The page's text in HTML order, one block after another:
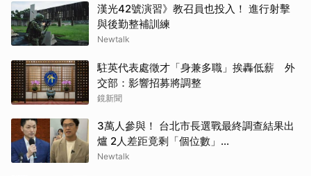
漢光42號演習》教召員也投入！ 進行射擊
與後勤整補訓練
Newtalk
駐英代表處徵才「身兼多職」挨轟低薪 外
交部：影響招募將調整
鏡新聞
3萬人參與！ 台北市長選戰最終調查結果出
爐 2人差距竟剩「個位數」...
Newtalk